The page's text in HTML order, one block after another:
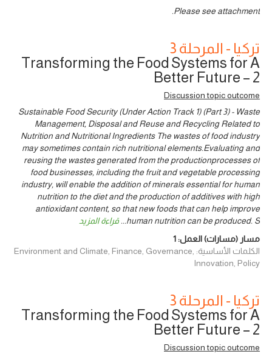
Please see attachment.
تركيا - المرحلة 3
Transforming the Food Systems for A
Better Future – 2
Discussion topic outcome
Sustainable Food Security (Under Action Track 1) (Part 3) - Waste
Management, Disposal and Reuse and Recycling Related to
Nutrition and Nutritional Ingredients The wastes of food industry
may sometimes contain rich nutritional elements.Evaluating and
reusing the wastes generated from the productionprocesses of
food businesses, including the fruit and vegetable processing
industry, will enable the addition of minerals essential for human
nutrition to the diet and the production of additives with high
antioxidant content, so that new foods that can help improve
human nutrition can be produced. S
... قراءة المزيد
مسار (مسارات) العمل:1
الكلمات الأساسية: Environment and Climate, Finance, Governance,
Innovation, Policy
تركيا - المرحلة 3
Transforming the Food Systems for A
Better Future – 2
Discussion topic outcome